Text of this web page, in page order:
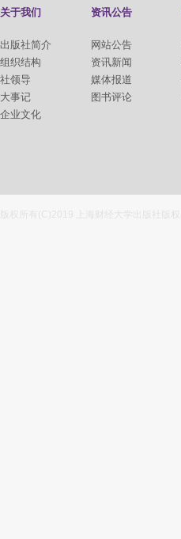
关于我们
出版社简介
组织结构
社领导
大事记
企业文化
资讯公告
网站公告
资讯新闻
媒体报道
图书评论